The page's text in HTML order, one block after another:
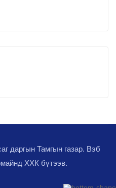
даргын Тамгын газар. Вэб
ХХК бүтээв.